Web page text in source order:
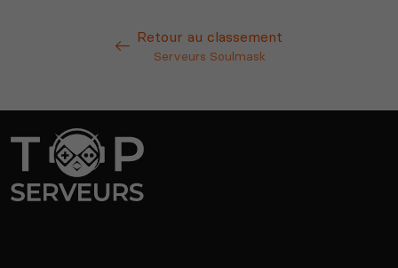
Retour au classement
Serveurs Soulmask